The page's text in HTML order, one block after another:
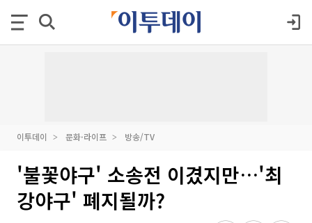
이투데이 문화·라이프 방송/TV
'불꽃야구' 소송전 이겼지만…'최
강야구' 폐지될까?